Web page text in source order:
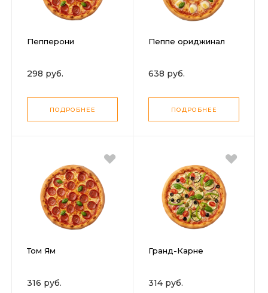
Пепперони
298 руб.
ПОДРОБНЕЕ
Пеппе ориджинал
638 руб.
ПОДРОБНЕЕ
Том Ям
316 руб.
Гранд-Карне
314 руб.